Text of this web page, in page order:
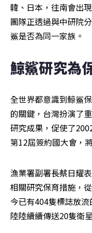
韓、日本，往南會出
團隊正透過與中研院
鯊是否為同一家族。
鯨鯊研究為
全世界都意識到鯨鯊
的關鍵，台灣扮演了
研究成果，促使了
第12屆簽約國大會，
漁業署副署長蔡日耀
相關研究保育措施，
今已有404隻標誌放
陸陸續續傳送20隻衛